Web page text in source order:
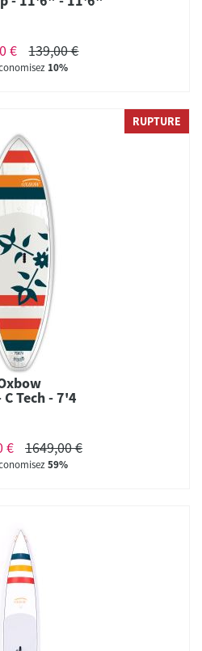
€ 139,00 €
10%
RUPTURE
C Tech - 7'4
€ 1649,00 €
59%